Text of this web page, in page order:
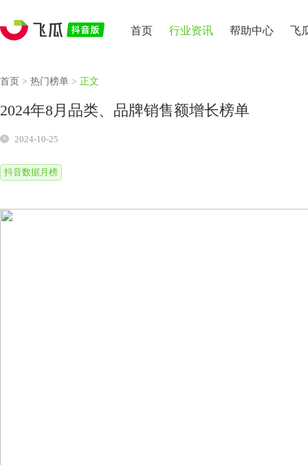
首页 行业资讯 帮助中心 飞
首页 > 热门榜单 > 正文
2024年8月品类、品牌销售额增长榜单
2024-10-25
抖音数据月榜